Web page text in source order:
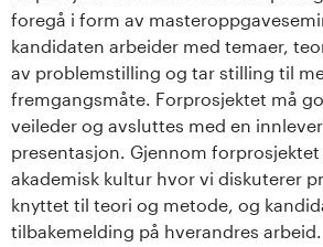
t
e
t
e
foregå i form av
kandidaten arbeider med temaer,
av problemstilling og tar stilling til
fremgangsmåte. Forprosjektet må
veileder og avsluttes med en
presentasjon. Gjennom
akademisk kultur hvor vi diskuterer
knyttet til teori og metode, og
tilbakemelding på hverandres arbeid.